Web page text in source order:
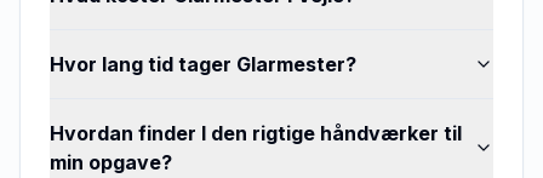
Hvor lang tid tager Glarmester?
Hvordan finder I den rigtige håndværker til
min opgave?